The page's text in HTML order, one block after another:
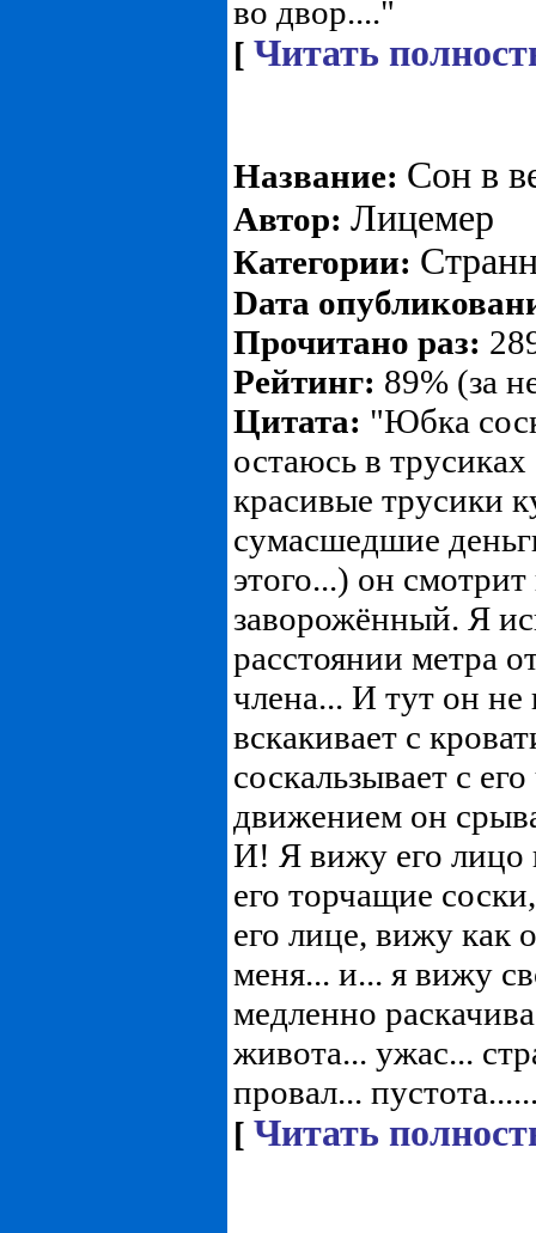
во двор...."
[ Читать
Название: Сон в
Автор: Лицемер
Категории:
Dата
Прочитано раз:
Рейтинг: 89% (за
Цитата: "Юбка
остаюсь в трусиках
красивые трусики
сумасшедшие
этого...) он
заворожённый. Я
расстоянии метра
члена... И тут он
вскакивает с
соскальзывает с
движением он
И! Я вижу его лицо
его торчащие
его лице, вижу как
меня... и... я вижу
медленно
живота... ужас...
провал...
[ Читать